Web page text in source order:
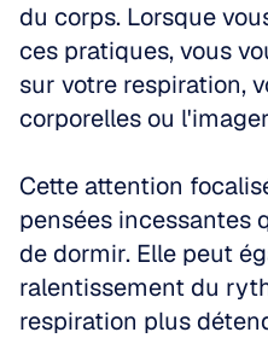
du corps. Lorsque
ces pratiques, vous
sur votre respiration,
corporelles ou
Cette attention
pensées incessantes
de dormir. Elle peut
ralentissement du
respiration plus